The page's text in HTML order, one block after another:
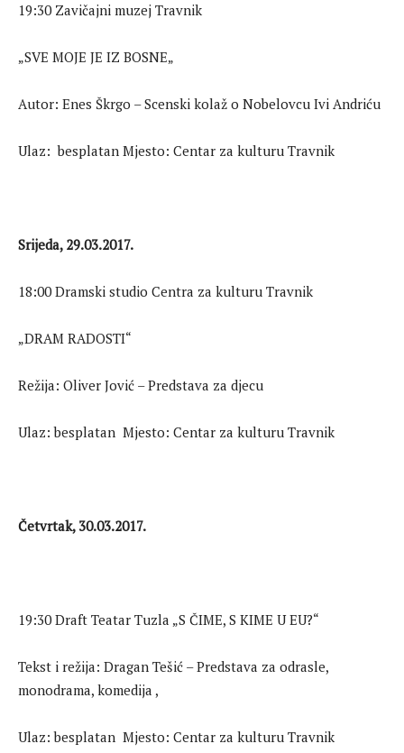
19:30 Zavičajni muzej Travnik
„SVE MOJE JE IZ BOSNE„
Autor: Enes Škrgo – Scenski kolaž o Nobelovcu Ivi Andriću
Ulaz: besplatan Mjesto: Centar za kulturu Travnik
Srijeda, 29.03.2017.
18:00 Dramski studio Centra za kulturu Travnik
„DRAM RADOSTI“
Režija: Oliver Jović – Predstava za djecu
Ulaz: besplatan Mjesto: Centar za kulturu Travnik
Četvrtak, 30.03.2017.
19:30 Draft Teatar Tuzla „S ČIME, S KIME U EU?“
Tekst i režija: Dragan Tešić – Predstava za odrasle,
monodrama, komedija ,
Ulaz: besplatan Mjesto: Centar za kulturu Travnik